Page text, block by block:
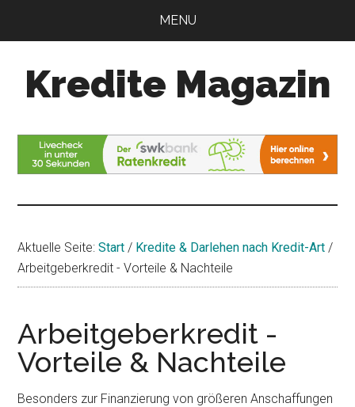
MENU
Kredite Magazin
für
Ihren
Kredit
Aktuelle Seite:Start / Kredite & Darlehen nach Kredit-Art /
Arbeitgeberkredit - Vorteile & Nachteile
Arbeitgeberkredit -
Vorteile & Nachteile
Besonders zur Finanzierung von größeren Anschaffungen